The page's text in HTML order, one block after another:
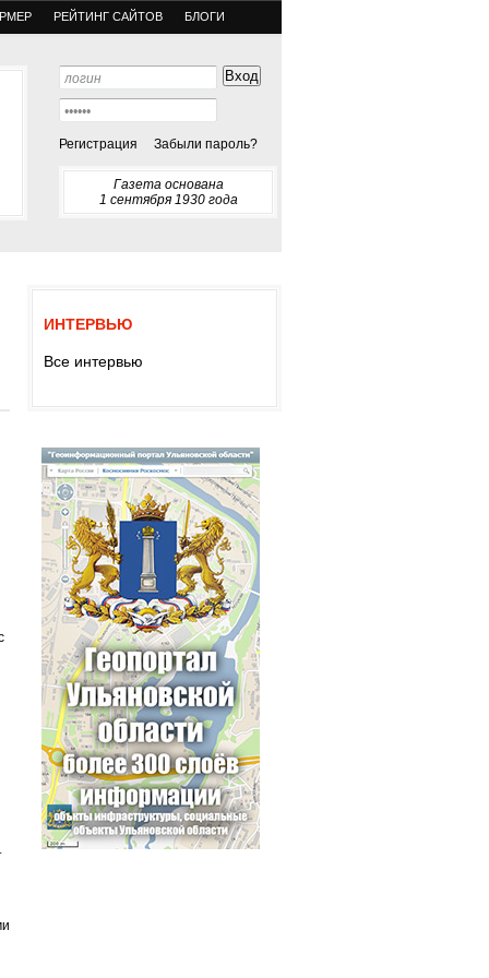
РЕЙТИНГ САЙТОВ БЛОГИ
Регистрация Забыли пароль?
Газета основана
1 сентября 1930 года
ИНТЕРВЬЮ
Все интервью